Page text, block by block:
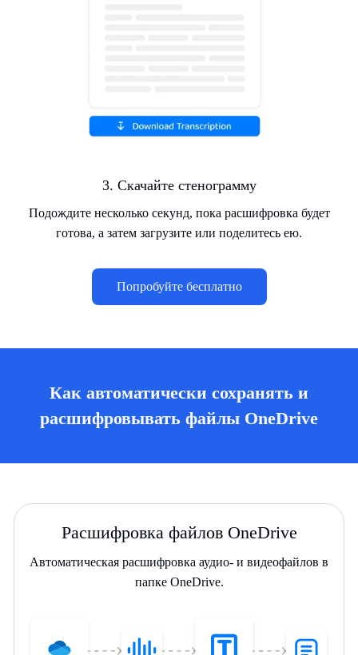
3. Скачайте стенограмму
Подождите несколько секунд, пока расшифровка будет
готова, а затем загрузите или поделитесь ею.
Попробуйте бесплатно
Как автоматически сохранять и
расшифровывать файлы OneDrive
Расшифровка файлов OneDrive
Автоматическая расшифровка аудио- и видеофайлов в
папке OneDrive.